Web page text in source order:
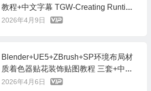
教程+中文字幕 TGW-Creating Runtime
Cinematics in Unreal Engine 5
2026年4月9日
Blender+UE5+ZBrush+SP环境布局材
质着色器贴花装饰贴图教程 三套+中文
字幕
2026年4月6日